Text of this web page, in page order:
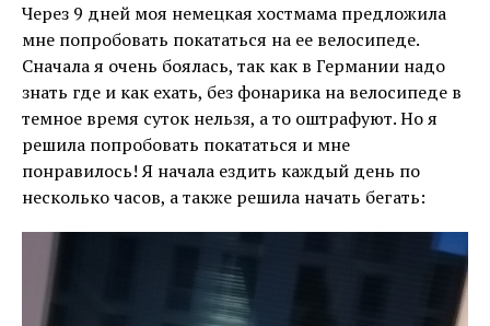
Через 9 дней моя немецкая хостмама предложила
мне попробовать покататься на ее велосипеде.
Сначала я очень боялась, так как в Германии надо
знать где и как ехать, без фонарика на велосипеде в
темное время суток нельзя, а то оштрафуют. Но я
решила попробовать покататься и мне
понравилось! Я начала ездить каждый день по
несколько часов, а также решила начать бегать: